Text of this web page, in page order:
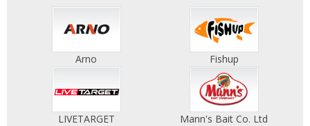
Arno Fishup
LIVETARGET Mann's Bait Co. Ltd